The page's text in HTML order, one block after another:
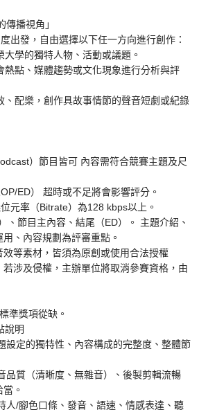
播視角」
出發，自由選擇以下任一方向進行創作：
學的獨特人物、活動或議題。
熱點、媒體趨勢或文化現象進行分析與評
、配樂，創作具故事情節的聲音短劇或紀錄
）節目皆可 內容需符合競賽主題及尺
ED） 超時或不足將會影響評分。
元率（Bitrate）為128 kbps以上。
、節目主內容、結尾（ED）。 主題介紹、
、內容規劃為評審重點。
等素材，皆須為原創或使用合法授權
若涉及侵權，主辦單位將取消參賽資格，由
準獎項從缺。
說明
設定的獨特性、內容構成的完整度、整體節
品質（清晰度、無雜音）、後製剪輯流暢
。
人/腳色口條、發音、語速、情感表達、聽